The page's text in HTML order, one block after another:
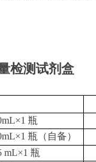
检测试剂盒
瓶
mL×1 瓶（自备）
mL×1 瓶